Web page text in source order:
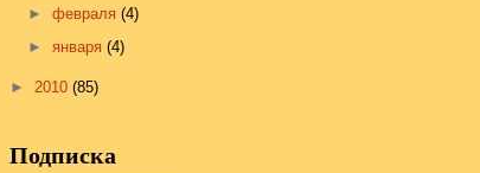
►февраля(4)
►января(4)
► 2010 (85)
Подписка